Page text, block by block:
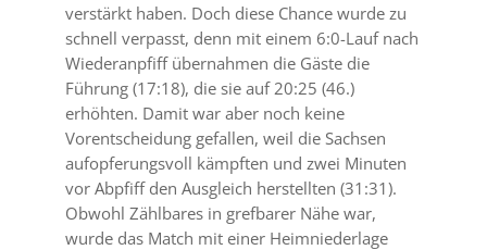
verstärkt haben. Doch diese Chance wurde zu
schnell verpasst, denn mit einem 6:0-Lauf nach
Wiederanpfiff übernahmen die Gäste die
Führung (17:18), die sie auf 20:25 (46.)
erhöhten. Damit war aber noch keine
Vorentscheidung gefallen, weil die Sachsen
aufopferungsvoll kämpften und zwei Minuten
vor Abpfiff den Ausgleich herstellten (31:31).
Obwohl Zählbares in grefbarer Nähe war,
wurde das Match mit einer Heimniederlage